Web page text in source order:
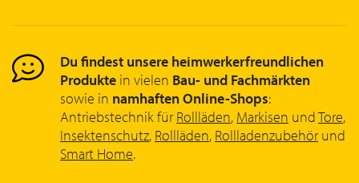
Du findest unsere heimwerkerfreundlichen
Produkte in vielen Bau- und Fachmärkten
sowie in namhaften Online-Shops:
Antriebstechnik für Rollläden, Markisen undTore,
Insektenschutz, Rollläden, Rollladenzubehör und
Smart Home.